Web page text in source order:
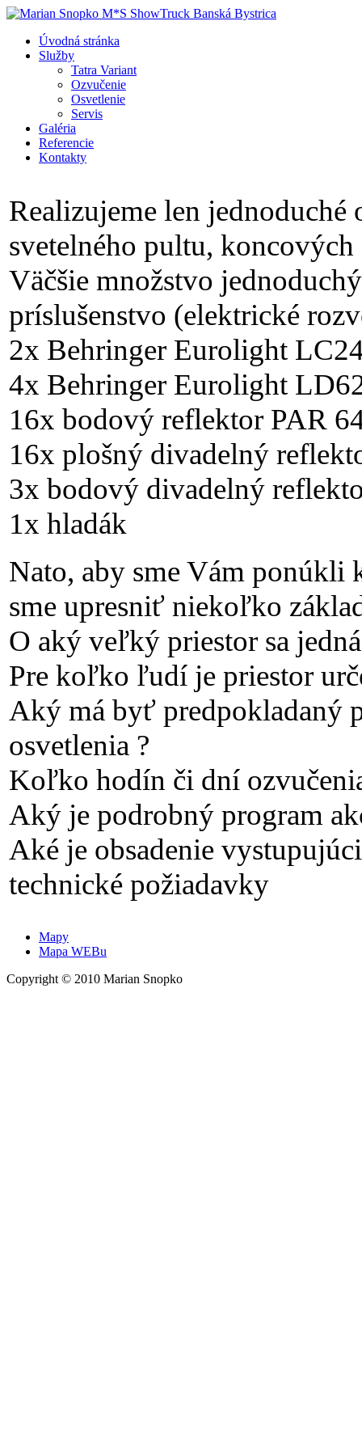
Úvodná stránka
Služby
Tatra Variant
Ozvučenie
Osvetlenie
Servis
Galéria
Referencie
Kontakty
Realizujeme len jednoduché
svetelného pultu,
Väčšie množstvo
príslušenstvo (elektrické
2x Behringer Eurolight
4x Behringer Eurolight
16x bodový reflektor PAR
16x plošný divadelný
3x bodový divadelný
1x hladák
Nato, aby sme Vám ponúkli
sme upresniť niekoľko
O aký veľký priestor sa
Pre koľko ľudí je priestor
Aký má byť predpokladaný
osvetlenia ?
Koľko hodín či dní
Aký je podrobný program
Aké je obsadenie
technické požiadavky
Mapy
Mapa WEBu
Copyright © 2010 Marian Snopko